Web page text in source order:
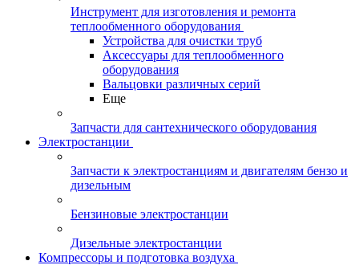
Инструмент для изготовления и ремонта
теплообменного оборудования
Устройства для очистки труб
Аксессуары для теплообменного
оборудования
Вальцовки различных серий
Еще
Запчасти для сантехнического оборудования
Электростанции
Запчасти к электростанциям и двигателям бензо и
дизельным
Бензиновые электростанции
Дизельные электростанции
Компрессоры и подготовка воздуха